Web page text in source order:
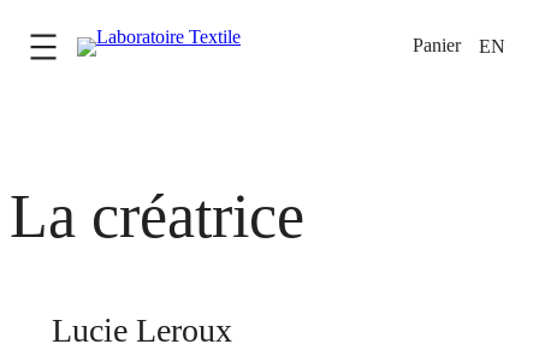
EN
La créatrice
Lucie Leroux